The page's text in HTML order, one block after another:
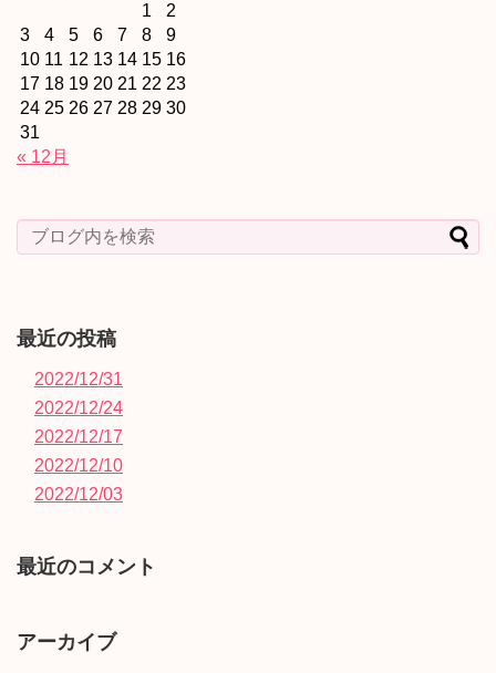
1
2
3
4 5 6 7 8
9
10 11 12 13 14 15 16
17 18 19 20 21 22 23
24 25 26 27 28 29 30
31
« 12月
最近の投稿
2022/12/31
2022/12/24
2022/12/17
2022/12/10
2022/12/03
最近のコメント
アーカイブ